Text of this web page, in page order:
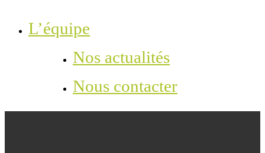
L’équipe
Nos actualités
Nous contacter